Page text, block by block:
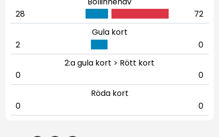
28
72
Gula kort
2
0
2:a gula kort > Rött kort
0
0
Röda kort
0
0